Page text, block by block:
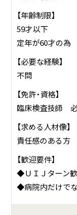
【年齢制限】
59才以下
定年が60才の為
【必要な経験】
不問
【免許・資格】
臨床検査技師
【求める人材像】
責任感のある方
【歓迎要件】
◆ＵＩＪターン
◆病院内だけで